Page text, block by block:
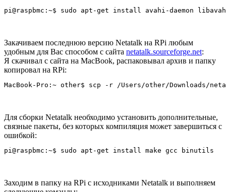
Закачиваем последнюю версию Netatalk на RPi любым
удобным для Вас способом с сайта netatalk.sourceforge.net:
Я скачивал с сайта на MacBook, распаковывал архив и папку
копировал на RPi:
Для сборки Netatalk необходимо установить дополнительные,
связные пакеты, без которых компиляция может завершиться с
ошибкой:
Заходим в папку на RPi с исходниками Netatalk и выполняем